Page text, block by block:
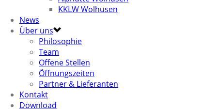
KKLW Wolhusen
News
Über uns
Philosophie
Team
Offene Stellen
Öffnungszeiten
Partner & Lieferanten
Kontakt
Download